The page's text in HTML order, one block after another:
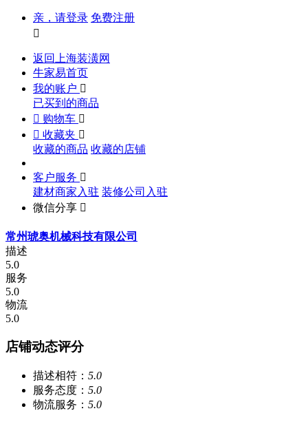
亲，请登录 免费注册

返回上海装潢网
牛家易首页
我的账户 
已买到的商品
 购物车 
 收藏夹 
收藏的商品 收藏的店铺
客户服务 
建材商家入驻 装修公司入驻
微信分享 
常州琥奥机械科技有限公司
描述
5.0
服务
5.0
物流
5.0
店铺动态评分
描述相符： 5.0
服务态度： 5.0
物流服务： 5.0